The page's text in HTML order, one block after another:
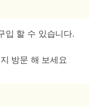
입 할 수 있습니다.
방문 해 보세요